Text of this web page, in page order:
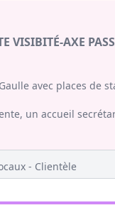
VISIBITÉ-AXE
avec places de
un accueil
- Clientèle